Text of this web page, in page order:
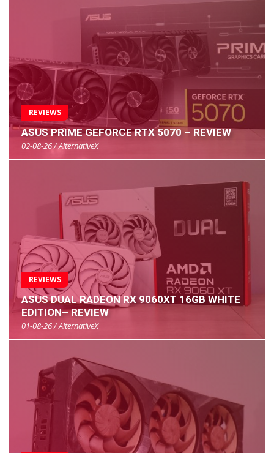
REVIEWS
ASUS PRIME GEFORCE RTX 5070 – REVIEW
02-08-26 / AlternativeX
REVIEWS
ASUS DUAL RADEON RX 9060XT 16GB WHITE
EDITION– REVIEW
01-08-26 / AlternativeX